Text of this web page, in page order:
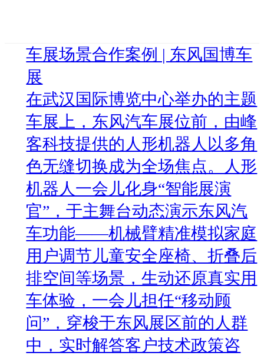
车展场景合作案例 | 东风国博车
展
在武汉国际博览中心举办的主题
车展上，东风汽车展位前，由峰
客科技提供的人形机器人以多角
色无缝切换成为全场焦点。人形
机器人一会儿化身“智能展演
官”，于主舞台动态演示东风汽
车功能——机械臂精准模拟家庭
用户调节儿童安全座椅、折叠后
排空间等场景，生动还原真实用
车体验，一会儿担任“移动顾
问”，穿梭于东风展区前的人群
中，实时解答客户技术政策咨